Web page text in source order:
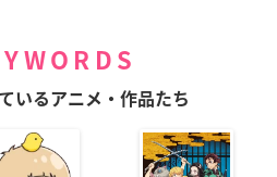
いるアニメ・作品たち